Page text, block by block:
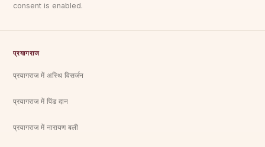
consent is enabled.
प्रयागराज
प्रयागराज में अस्थि विसर्जन
प्रयागराज में पिंड दान
प्रयागराज में नारायण बली